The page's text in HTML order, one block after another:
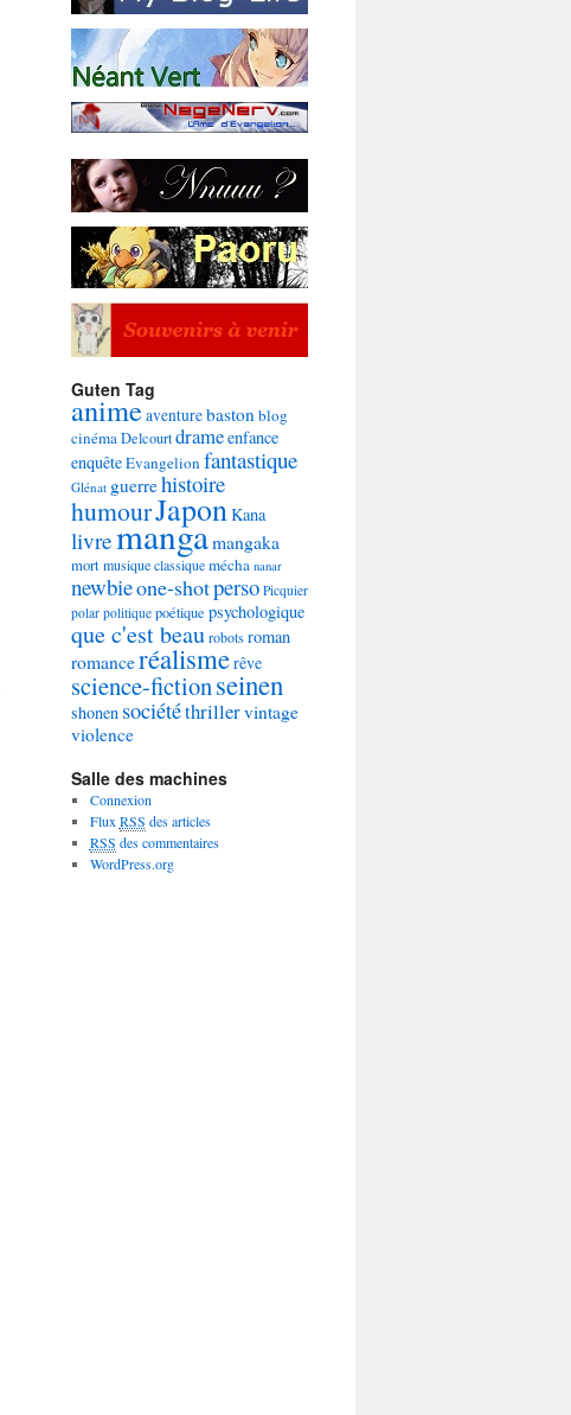
Guten Tag
animeaventurebaston blog
cinémaDelcourtdrameenfance
enquêteEvangelion fantastique
Glénat guerrehistoire
humourJapon Kana
livremangamangaka
mortmusique classiquemécha nanar
newbieone-shotperso Picquier
polar politique poétique psychologique
que c'est beaurobotsroman
romanceréalismerêve
science-fictionseinen
shonen sociététhrillervintage
violence
Salle des machines
Connexion
Flux RSS des articles
RSS des commentaires
WordPress.org